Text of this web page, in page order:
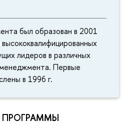
был образован в 2001
лидеров в различных
Первые
в 1996 г.
ПРОГРАММЫ